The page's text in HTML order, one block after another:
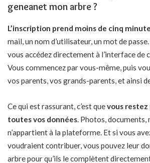
geneanet mon arbre ?
L’inscription prend moins de cinq
mail, un nom d’utilisateur, un mot de
vous accédez directement à l’interface de
Vous commencez par vous-même, puis
vos parents, vos grands-parents, et ainsi
Ce qui est rassurant, c’est quevous
toutes vos données. Photos, documents,
n’appartient à la plateforme. Et si vous
voudraient contribuer, vous pouvez leur
arbre pour qu’ils le complètent